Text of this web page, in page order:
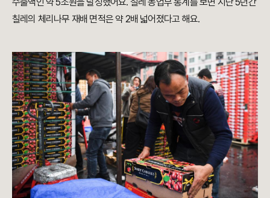
칠레의 체리나무 재배 면적은 약 2배 넓어졌다고 해요.